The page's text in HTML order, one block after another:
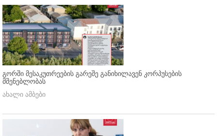
გორში მესაკუთრეების გარეშე განიხილავენ კორპუსების
მშენებლობას
ახალი ამბები